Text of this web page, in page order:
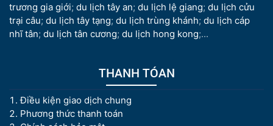
trương gia giới; du lịch tây an; du lịch lệ giang; du lịch cửu
trại câu; du lịch tây tạng; du lịch trùng khánh; du lịch cáp
nhĩ tân; du lịch tân cương; du lịch hong kong;...
THANH TÓAN
Điều kiện giao dịch chung
Phương thức thanh toán